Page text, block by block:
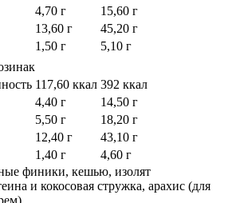
4,70 г
15,60 г
13,60 г
45,20 г
1,50 г
5,10 г
117,60 ккал 392 ккал
4,40 г
14,50 г
5,50 г
18,20 г
12,40 г
43,10 г
1,40 г
4,60 г
финики, кешью, изолят
и кокосовая стружка, арахис (для